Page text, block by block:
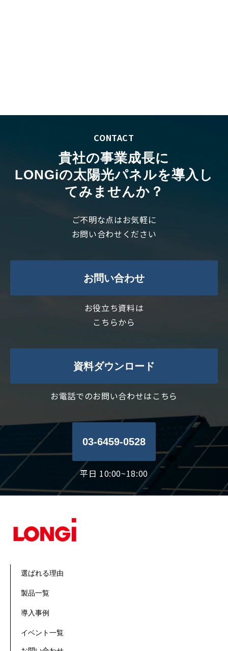
CONTACT
貴社の事業成長に
LONGiの太陽光パネルを導入し
てみませんか？
ご不明な点はお気軽に
お問い合わせください
お問い合わせ
お役立ち資料は
こちらから
資料ダウンロード
お電話でのお問い合わせはこちら
03-6459-0528
平日 10:00~18:00
選ばれる理由
製品一覧
導入事例
イベント一覧